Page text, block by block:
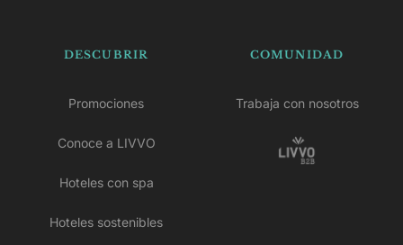
DESCUBRIR
Promociones
Conoce a LIVVO
Hoteles con spa
Hoteles sostenibles
COMUNIDAD
Trabaja con nosotros